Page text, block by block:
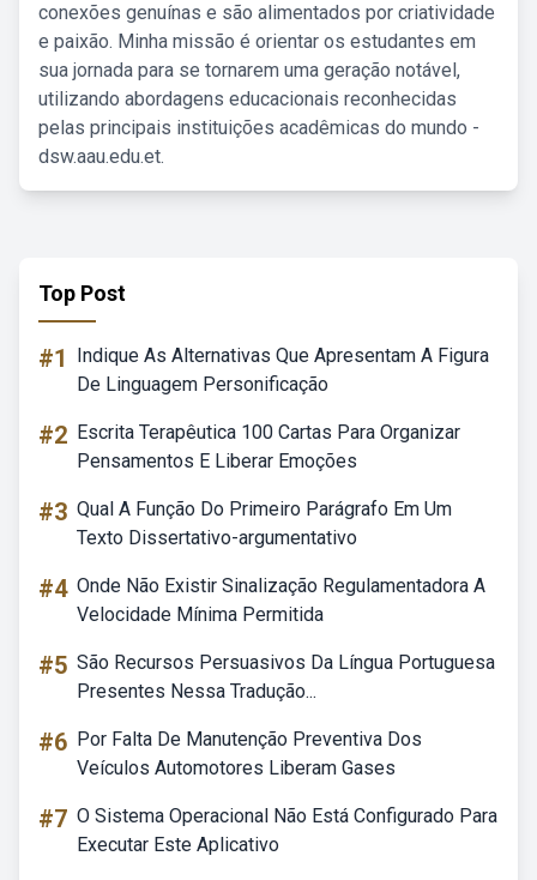
conexões genuínas e são alimentados por criatividade
e paixão. Minha missão é orientar os estudantes em
sua jornada para se tornarem uma geração notável,
utilizando abordagens educacionais reconhecidas
pelas principais instituições acadêmicas do mundo -
dsw.aau.edu.et.
Top Post
#1
Indique As Alternativas Que Apresentam A Figura
De Linguagem Personificação
#2 Escrita Terapêutica 100 Cartas Para Organizar
Pensamentos E Liberar Emoções
#3 Qual A Função Do Primeiro Parágrafo Em Um
Texto Dissertativo-argumentativo
#4 Onde Não Existir Sinalização Regulamentadora A
Velocidade Mínima Permitida
#5 São Recursos Persuasivos Da Língua Portuguesa
Presentes Nessa Tradução...
#6 Por Falta De Manutenção Preventiva Dos
Veículos Automotores Liberam Gases
#7 O Sistema Operacional Não Está Configurado Para
Executar Este Aplicativo